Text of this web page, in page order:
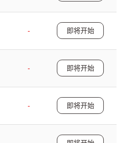
-
即将开始
-
即将开始
-
即将开始